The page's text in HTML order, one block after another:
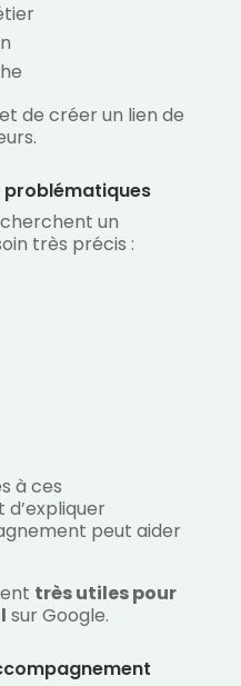
de créer un lien de
problématiques
un
très précis :
à ces
peut aider
très utiles pour
sur Google.